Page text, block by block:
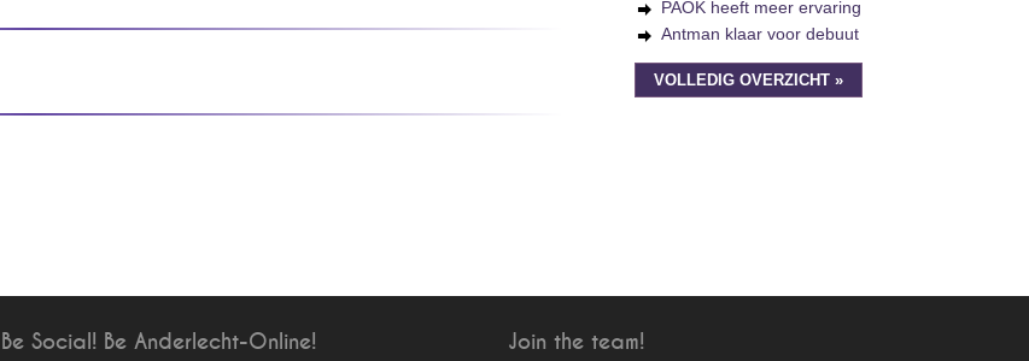
PAOK heeft meer ervaring
Antman klaar voor debuut
VOLLEDIG OVERZICHT »
Be Social! Be Anderlecht-Online! Join the team!